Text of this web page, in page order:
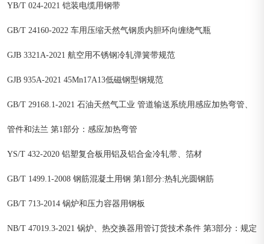
YB/T 024-2021 铠装电缆用钢带
GB/T 24160-2022 车用压缩天然气钢质内胆环向缠绕气瓶
GJB 3321A-2021 航空用不锈钢冷轧弹簧带规范
GJB 935A-2021 45Mn17A13低磁钢型钢规范
GB/T 29168.1-2021 石油天然气工业 管道输送系统用感应加热弯管、
管件和法兰 第1部分：感应加热弯管
YS/T 432-2020 铝塑复合板用铝及铝合金冷轧带、箔材
GB/T 1499.1-2008 钢筋混凝土用钢 第1部分:热轧光圆钢筋
GB/T 713-2014 锅炉和压力容器用钢板
NB/T 47019.3-2021 锅炉、热交换器用管订货技术条件 第3部分：规定